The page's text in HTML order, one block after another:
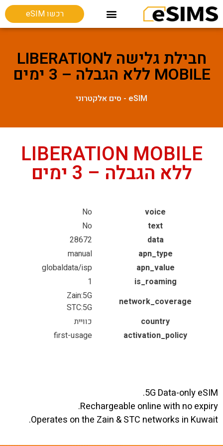
רכשו eSIM
חבילת גלישה לLIBERATION
MOBILE ללא הגבלה – 3 ימים
eSIM - סים אלקטרוני
LIBERATION MOBILE
ללא הגבלה – 3 ימים
voice
No
text
No
data
28672
apn_type
manual
apn_value
globaldata/isp
is_roaming
1
network_coverage
Zain:5G
STC:5G
country
כוויית
activation_policy
first-usage
5G Data-only eSIM.
Rechargeable online with no expiry.
Operates on the Zain & STC networks in Kuwait.